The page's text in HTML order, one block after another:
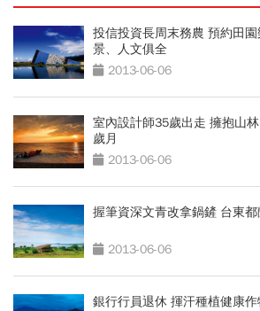
投信投資長周末務農 預約田
景、人文俱全
2013-06-06
室內設計師35歲出走 擁抱山
歲月
2013-06-06
握筆資深文青改拿鍋鏟 台東
2013-06-06
銀行行員退休 揮汗種植健康